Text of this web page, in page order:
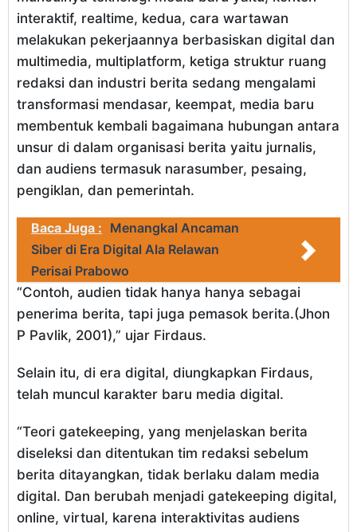
interaktif, realtime, kedua, cara wartawan
melakukan pekerjaannya berbasiskan digital dan
multimedia, multiplatform, ketiga struktur ruang
redaksi dan industri berita sedang mengalami
transformasi mendasar, keempat, media baru
membentuk kembali bagaimana hubungan antara
unsur di dalam organisasi berita yaitu jurnalis,
dan audiens termasuk narasumber, pesaing,
pengiklan, dan pemerintah.
Baca Juga : Menangkal Ancaman
Siber di Era Digital Ala Relawan
Perisai Prabowo
“Contoh, audien tidak hanya hanya sebagai
penerima berita, tapi juga pemasok berita.(Jhon
P Pavlik, 2001),” ujar Firdaus.
Selain itu, di era digital, diungkapkan Firdaus,
telah muncul karakter baru media digital.
“Teori gatekeeping, yang menjelaskan berita
diseleksi dan ditentukan tim redaksi sebelum
berita ditayangkan, tidak berlaku dalam media
digital. Dan berubah menjadi gatekeeping digital,
online, virtual, karena interaktivitas audiens